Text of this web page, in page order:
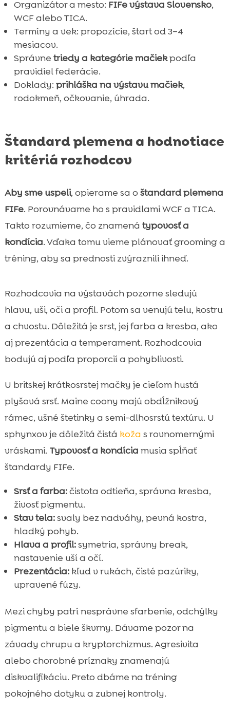
Organizátor a mesto: FIFe výstava Slovensko,
WCF alebo TICA.
Termíny a vek: propozície, štart od 3–4
mesiacov.
Správne triedy a kategórie mačiekpodľa
pravidiel federácie.
Doklady: prihláška na výstavu mačiek,
rodokmeň, očkovanie, úhrada.
Štandard plemena a hodnotiace
kritériá rozhodcov
Aby sme uspeli, opierame sa o štandard plemena
FIFe. Porovnávame ho s pravidlami WCF a TICA.
Takto rozumieme, čo znamená typovosť a
kondícia. Vďaka tomu vieme plánovať grooming a
tréning, aby sa prednosti zvýraznili ihneď.
Rozhodcovia na výstavách pozorne sledujú
hlavu, uši, oči a profil. Potom sa venujú telu, kostru
a chvostu. Dôležitá je srst, jej farba a kresba, ako
aj prezentácia a temperament. Rozhodcovia
bodujú aj podľa proporcií a pohyblivosti.
U britskej krátkosrstej mačky je cieľom hustá
plyšová srsť. Maine coony majú obdĺžnikový
rámec, ušné štetinky a semi-dlhosrstú textúru. U
sphynxov je dôležitá čistá koža s rovnomernými
vráskami. Typovosť a kondícia musia spĺňať
štandardy FIFe.
Srsť a farba:čistota odtieňa, správna kresba,
živosť pigmentu.
Stav tela:svaly bez nadváhy, pevná kostra,
hladký pohyb.
Hlava a profil:symetria, správny break,
nastavenie uší a očí.
Prezentácia:kľud v rukách, čisté pazúriky,
upravené fúzy.
Mezi chyby patrí nesprávne sfarbenie, odchýlky
pigmentu a biele škvrny. Dávame pozor na
závady chrupu a kryptorchizmus. Agresivita
alebo chorobné príznaky znamenajú
diskvalifikáciu. Preto dbáme na tréning
pokojného dotyku a zubnej kontroly.